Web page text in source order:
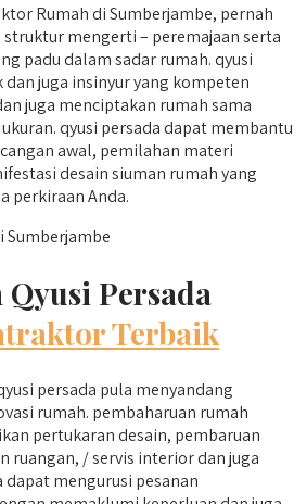
Rumah di Sumberjambe, pernah
mengerti – peremajaan serta
padu dalam sadar rumah. qyusi
juga insinyur yang kompeten
juga menciptakan rumah sama
qyusi persada dapat membantu
awal, pemilahan materi
desain siuman rumah yang
perkiraan Anda.
Persada
Terbaik
persada pula menyandang
rumah. pembaharuan rumah
pertukaran desain, pembaruan
ruangan, / servis interior dan juga
dapat mengurusi pesanan